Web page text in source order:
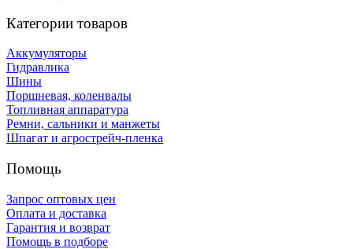
Категории товаров
Аккумуляторы
Гидравлика
Шины
Поршневая, коленвалы
Топливная аппаратура
Ремни, сальники и манжеты
Шпагат и агрострейч-пленка
Помощь
Запрос оптовых цен
Оплата и доставка
Гарантия и возврат
Помощь в подборе